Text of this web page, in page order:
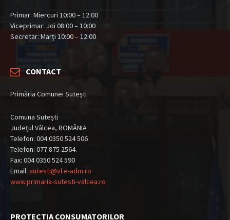
Primar: Miercuri 10:00 – 12:00
Viceprimar: Joi 08:00 – 10:00
Secretar: Marți 10:00 – 12:00
CONTACT
Primăria Comunei Sutești
Comuna Sutești
Județul Vâlcea, ROMÂNIA
Telefon: 004 0350 524 506
Telefon: 077 875 2564.
Fax: 004 0350 524 590
Email: sutesti@vl.e-adm.ro
www.primaria-sutesti-valcea.ro
PROTECTIA CONSUMATORILOR